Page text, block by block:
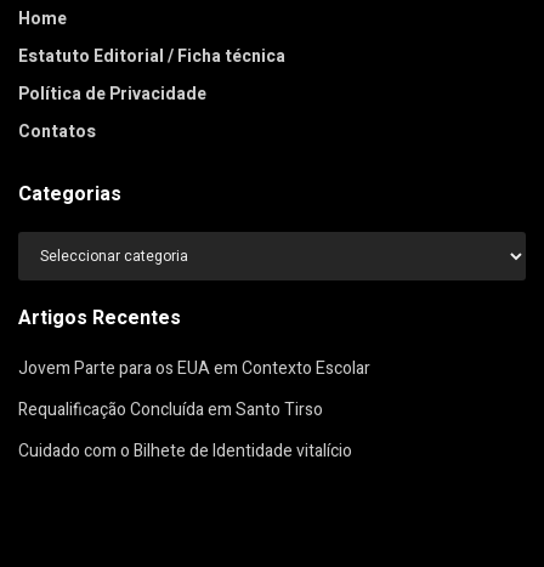
Home
Estatuto Editorial / Ficha técnica
Política de Privacidade
Contatos
Categorias
Categorias
Artigos Recentes
Jovem Parte para os EUA em Contexto Escolar
Requalificação Concluída em Santo Tirso
Cuidado com o Bilhete de Identidade vitalício